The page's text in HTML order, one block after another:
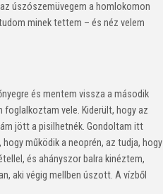
úszószemüvegem a homlokomon
minek tettem – és néz velem
és mentem vissza a második
vele. Kiderült, hogy az
jött a pisilhetnék. Gondoltam itt
működik a neoprén, az tudja, hogy
és ahányszor balra kinéztem,
aki végig mellben úszott. A vízből